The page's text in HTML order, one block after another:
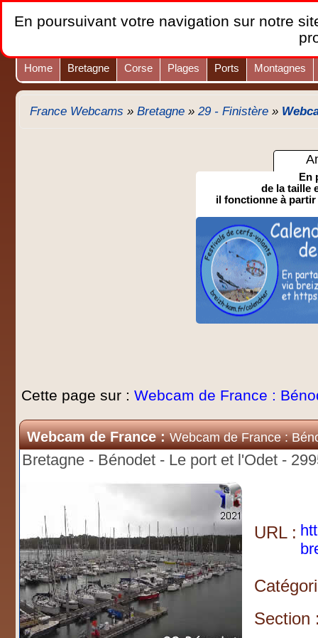
Home Bretagne Corse Plages Ports Montagnes
France Webcams » Bretagne » 29 - Finistère »
En
de la taille
il fonctionne à partir
Cette page sur : Webcam de France :
Webcam de France :Webcam de France :
Bretagne - Bénodet - Le port et l'Odet -
URL :
Section
En poursuivant votre navigation sur notre